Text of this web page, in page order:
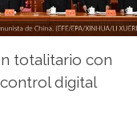
totalitario con
digital